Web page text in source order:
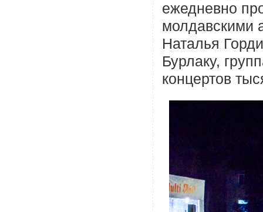
ежедневно
молдавскими
Наталья
Бурлаку,
концертов